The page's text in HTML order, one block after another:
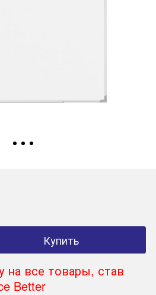
Купить
на все товары, став
Better